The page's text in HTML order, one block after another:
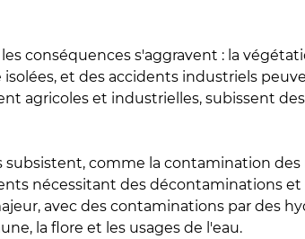
conséquences s'aggravent : la
et des accidents industriels
agricoles et industrielles, subissent
subsistent, comme la contamination des
nécessitant des décontaminations et
avec des contaminations par des
la flore et les usages de l'eau.